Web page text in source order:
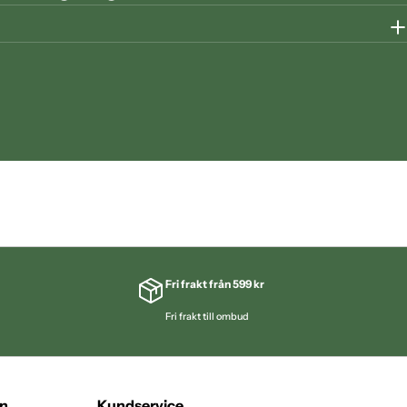
Fri frakt från 599 kr
Fri frakt till ombud